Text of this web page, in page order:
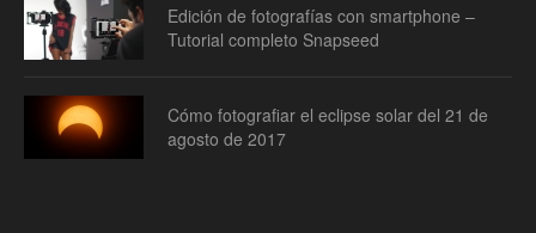
Edición de fotografías con smartphone –
Tutorial completo Snapseed
Cómo fotografiar el eclipse solar del 21 de
agosto de 2017